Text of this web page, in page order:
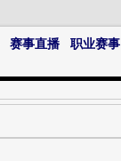
赛事直播 职业赛事